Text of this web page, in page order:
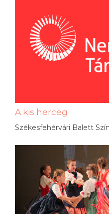
A kis herceg
Székesfehérvári Balett